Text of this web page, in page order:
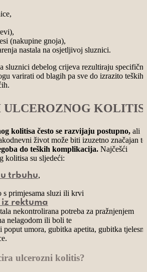
(nakupine gnoja),
nastala na osjetljivoj sluznici.
sluznici debelog crijeva rezultiraju
varirati od blagih pa sve do izrazito teških i
kolitisa često se razvijaju postupno,ali
život može biti izuzetno značajan te
do teških komplikacija.Najčešći
kolitisa su sljedeći:
u trbuhu,
s primjesama sluzi ili krvi
iz rektuma
nekontrolirana potreba za pražnjenjem
nelagodom ili boli te
poput umora, gubitka apetita, gubitka tjelesne
ulcerozni kolitis?